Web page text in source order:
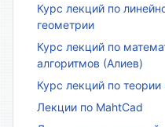
Курс лекций по
геометрии
Курс лекций по
алгоритмов (Алиев)
Курс лекций по теории
Лекции по MahtCad